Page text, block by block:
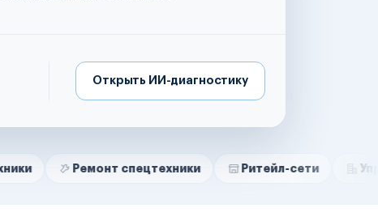
Открыть ИИ-диагностику
Ремонт спецтехники Ритейл-сети Управляющие